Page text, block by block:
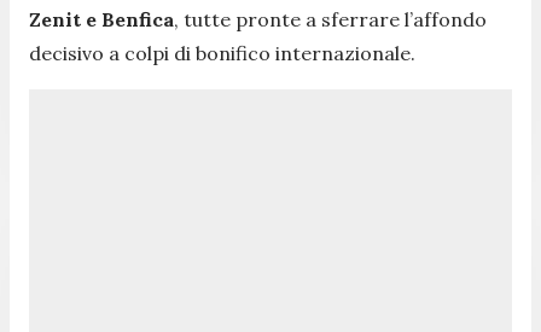
Zenit e Benfica, tutte pronte a sferrare l’affondo
decisivo a colpi di bonifico internazionale.